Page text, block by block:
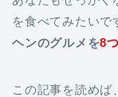
を食べてみたいで
ヘンのグルメを8つ
この記事を読めば